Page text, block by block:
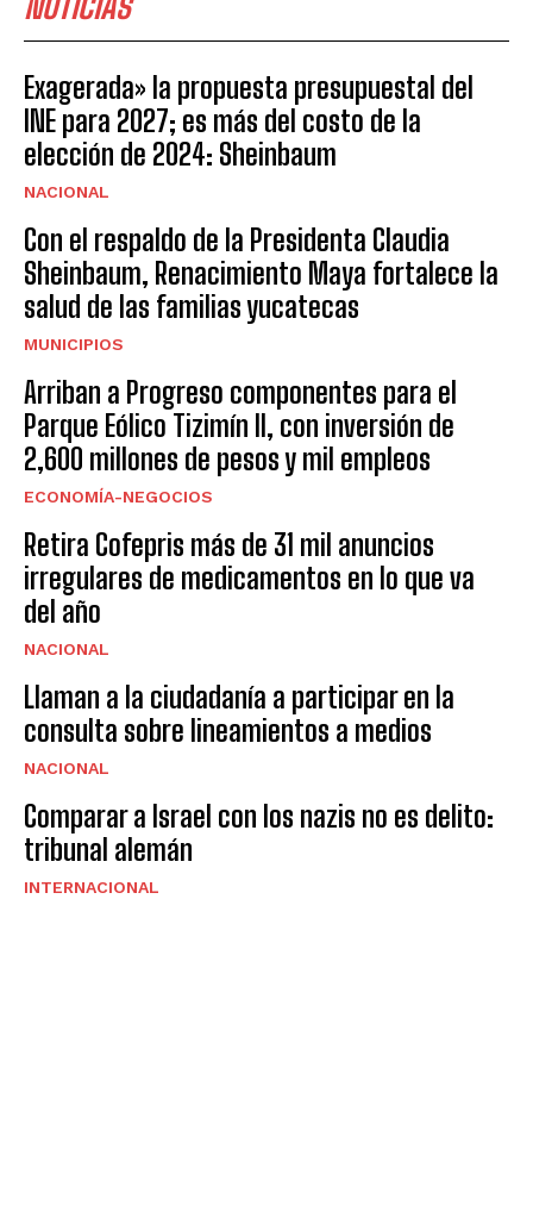
Exagerada» la propuesta presupuestal del
INE para 2027; es más del costo de la
elección de 2024: Sheinbaum
NACIONAL
Con el respaldo de la Presidenta Claudia
Sheinbaum, Renacimiento Maya fortalece la
salud de las familias yucatecas
MUNICIPIOS
Arriban a Progreso componentes para el
Parque Eólico Tizimín II, con inversión de
2,600 millones de pesos y mil empleos
ECONOMÍA-NEGOCIOS
Retira Cofepris más de 31 mil anuncios
irregulares de medicamentos en lo que va
del año
NACIONAL
Llaman a la ciudadanía a participar en la
consulta sobre lineamientos a medios
NACIONAL
Comparar a Israel con los nazis no es delito:
tribunal alemán
INTERNACIONAL